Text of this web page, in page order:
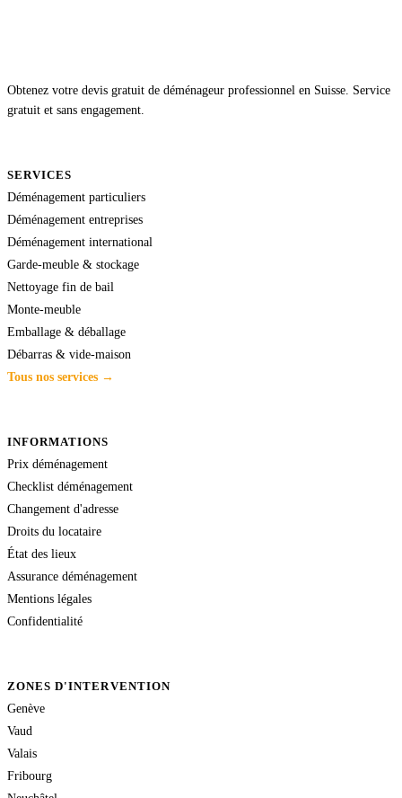
Obtenez votre devis gratuit de déménageur professionnel en Suisse. Service
gratuit et sans engagement.
SERVICES
Déménagement particuliers
Déménagement entreprises
Déménagement international
Garde-meuble & stockage
Nettoyage fin de bail
Monte-meuble
Emballage & déballage
Débarras & vide-maison
Tous nos services →
INFORMATIONS
Prix déménagement
Checklist déménagement
Changement d'adresse
Droits du locataire
État des lieux
Assurance déménagement
Mentions légales
Confidentialité
ZONES D'INTERVENTION
Genève
Vaud
Valais
Fribourg